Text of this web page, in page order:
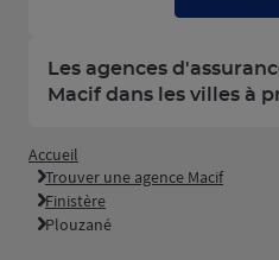
Les agences
Macif dans les villes à
Accueil
Trouver une agence Macif
Finistère
Plouzané